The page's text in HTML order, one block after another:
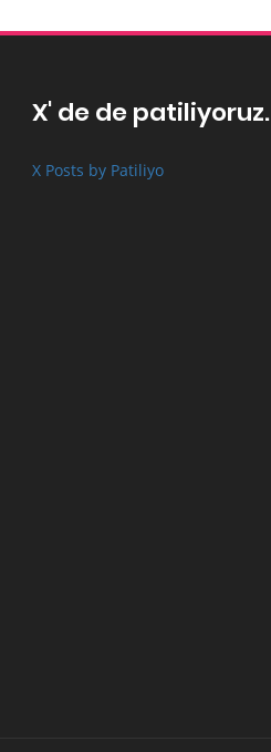
X' de de patiliyoruz.
X Posts by Patiliyo